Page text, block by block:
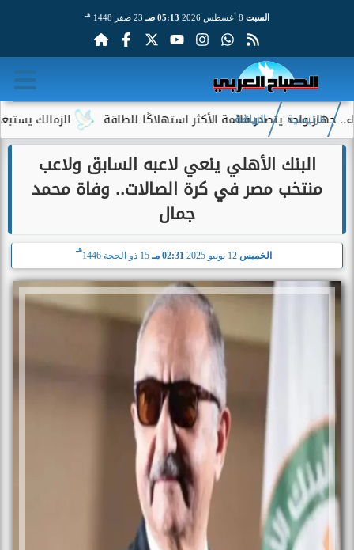
السبت 05:13 صـ 23 صفر 1448 هـ
الزمالك يستبعد 4 لاعبين شباب من حساباته في الموسم الجديد واحد يتصدر قائمة الأكثر استهلاكًا للطاقة
الرئيسية الرياضة
البنك الأهلي ينعي لاعبه السابق ولاعب
منتخب مصر في كرة الصالات.. وفاة محمد
جمال
الخميس 02:31 مـ 15 ذو الحجة 1446
هـ